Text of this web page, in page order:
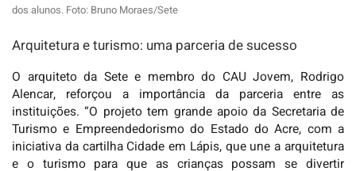
dos alunos. Foto: Bruno Moraes/Sete
Arquitetura e turismo: uma parceria de sucesso
O arquiteto da Sete e membro do CAU Jovem, Rodrigo
Alencar, reforçou a importância da parceria entre as
instituições. “O projeto tem grande apoio da Secretaria de
Turismo e Empreendedorismo do Estado do Acre, com a
iniciativa da cartilha Cidade em Lápis, que une a arquitetura
e o turismo para que as crianças possam se divertir